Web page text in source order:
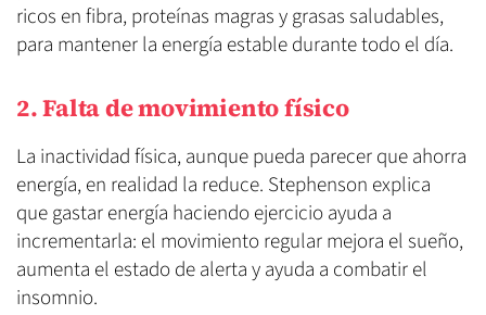
ricos en fibra, proteínas magras y grasas saludables,
para mantener la energía estable durante todo el día.
2. Falta de movimiento físico
La inactividad física, aunque pueda parecer que ahorra
energía, en realidad la reduce. Stephenson explica
que gastar energía haciendo ejercicio ayuda a
incrementarla: el movimiento regular mejora el sueño,
aumenta el estado de alerta y ayuda a combatir el
insomnio.